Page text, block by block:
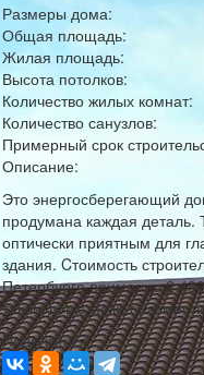
Размеры дома:
Общая площадь:
Жилая площадь:
Высота потолков:
Количество жилых комнат:
Количество санузлов:
Примерный срок
Описание:
Это энергосберегающий
продумана каждая деталь.
оптически приятным для
здания. Cтоимость
Петербурге примерно 2
таком доме может
Поделиться